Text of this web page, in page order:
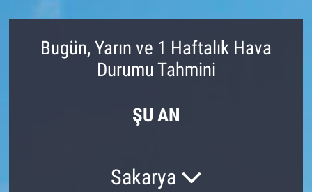
Bugün, Yarın ve 1 Haftalık Hava
Durumu Tahmini
ŞU AN
Sakarya